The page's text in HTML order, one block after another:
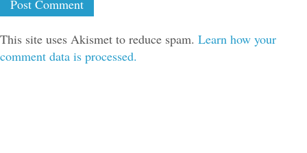
This site uses Akismet to reduce spam. Learn how your
comment data is processed.